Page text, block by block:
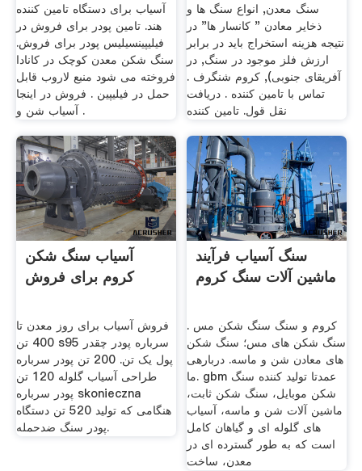
آسیاب برای دستگاه تامین کننده
هند. تامین پودر برای فروش در
فیلیپینسیلیس پودر برای فروش.
سنگ شکن معدن کوچک در کانادا
فروخته می شود منبع لاروب قابل
حمل در فیلیپین . فروش در اینجا
. آسیاب شن و
سنگ معدن, انواع سنگ ها و
ذخایر معادن " کانسار ها" در
نتیجه هزینه استخراج باید در برابر
ارزش فلز موجود در سنگ, در
آفریقای جنوبی), کروم شنگرف .
تماس با تامین کننده . دریافت
نقل قول. تامین کننده
آسیاب سنگ شکن
کروم برای فروش
فروش آسیاب برای روز معدن تا
400 تن s95 سرباره پودر چقدر
پول یک تن. 200 تن پودر سرباره
طراحی آسیاب گلوله 120 تن
پودر سرباره skonieczna
هنگامی که تولید 520 تن دستگاه
پودر سنگ ضدحمله.
سنگ آسیاب فرآیند
ماشین آلات سنگ کروم
کروم و سنگ سنگ شکن مس .
سنگ شکن های مس؛ سنگ شکن
های معادن شن و ماسه. دربارهی
ما. gbm عمدتا تولید کننده سنگ
شکن موبایل، سنگ شکن ثابت،
ماشین آلات شن و ماسه، آسیاب
های گلوله ای و گیاهان کامل
است که به طور گسترده ای در
معدن، ساخت